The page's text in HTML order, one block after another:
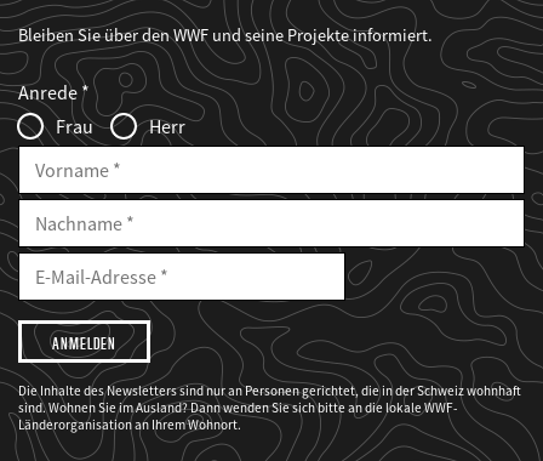
Bleiben Sie über den WWF und seine Projekte informiert.
Web2Case
Infofelder
Fieldset
anrede_name
Anrede
Frau
Herr
Vorname
Nachname
E-
Mailadresse
E-
Adresse
Ich
möchte,
dass
der
WWF
mich
über
seine
Projekte
informiert.
Die Inhalte des Newsletters sind nur an Personen gerichtet, die in der Schweiz wohnhaft
sind. Wohnen Sie im Ausland? Dann wenden Sie sich bitte an die lokale WWF-
Länderorganisation an Ihrem Wohnort.